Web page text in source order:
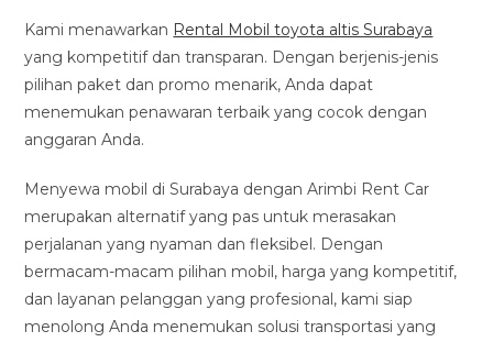
Kami menawarkan Rental Mobil toyota altis Surabaya
yang kompetitif dan transparan. Dengan berjenis-jenis
pilihan paket dan promo menarik, Anda dapat
menemukan penawaran terbaik yang cocok dengan
anggaran Anda.
Menyewa mobil di Surabaya dengan Arimbi Rent Car
merupakan alternatif yang pas untuk merasakan
perjalanan yang nyaman dan fleksibel. Dengan
bermacam-macam pilihan mobil, harga yang kompetitif,
dan layanan pelanggan yang profesional, kami siap
menolong Anda menemukan solusi transportasi yang